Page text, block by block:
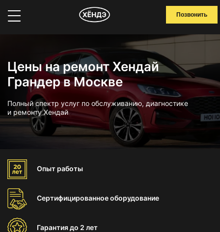
Позвонить
Цены на ремонт Хендай
Грандер в Москве
Полный спектр услуг по обслуживанию, диагностике
и ремонту Хендай
Опыт работы
Сертифицированноеоборудование
Гарантиядо 2 лет